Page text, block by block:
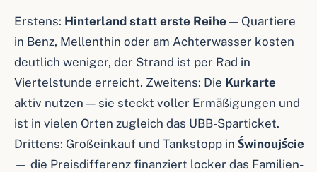
Erstens: Hinterland statt erste Reihe — Quartiere
in Benz, Mellenthin oder am Achterwasser kosten
deutlich weniger, der Strand ist per Rad in
Viertelstunde erreicht. Zweitens: Die Kurkarte
aktiv nutzen — sie steckt voller Ermäßigungen und
ist in vielen Orten zugleich das UBB-Sparticket.
Drittens: Großeinkauf und Tankstopp in Świnoujście
— die Preisdifferenz finanziert locker das Familien-